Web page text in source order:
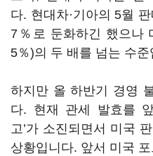
다. 현대차·기아의 5월
7％로 둔화하긴 했으나
5％)의 두 배를 넘는 수준
하지만 올 하반기 경영
다. 현재 관세 발효를
고’가 소진되면서 미국
상황입니다. 앞서 미국